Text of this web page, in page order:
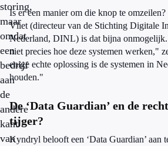
storing,
maar
omdat
een
bedrijf
aan
de
andere
kant
van
Is er een manier om die knop te
Vliet (directeur van de Stichting Digitale
Nederland, DINL) is dat bijna
niet precies hoe deze systemen werken,"
enige echte oplossing is de systemen in
houden."
De ‘Data Guardian’ en de
tijger?
Kyndryl belooft een ‘Data Guardian’ aan